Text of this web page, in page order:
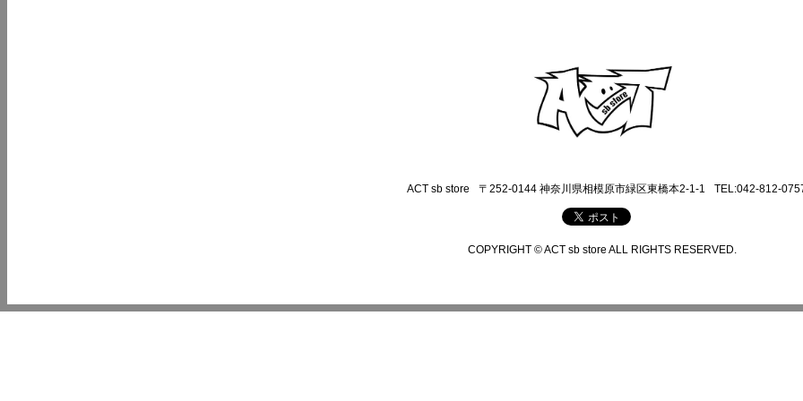
ACT sb store 〒252-0144 神奈川県相模原市緑区東橋本2-1-1 TEL:042-812-
COPYRIGHT © ACT sb store ALL RIGHTS RESERVED.